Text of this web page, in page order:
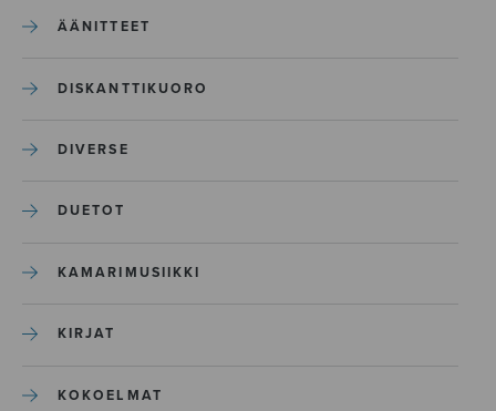
ÄÄNITTEET
DISKANTTIKUORO
DIVERSE
DUETOT
KAMARIMUSIIKKI
KIRJAT
KOKOELMAT